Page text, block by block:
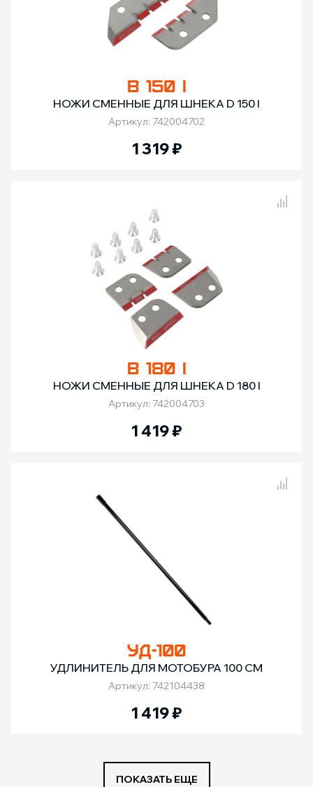
B 150 I
НОЖИ СМЕННЫЕ ДЛЯ ШНЕКА D 150 I
Артикул: 742004702
1 319₽
Сравнение товаров
B 180 I
НОЖИ СМЕННЫЕ ДЛЯ ШНЕКА D 180 I
Артикул: 742004703
1 419₽
УД-100
УДЛИНИТЕЛЬ ДЛЯ МОТОБУРА 100 СМ
Артикул: 742104438
1 419₽
ПОКАЗАТЬ ЕЩЕ